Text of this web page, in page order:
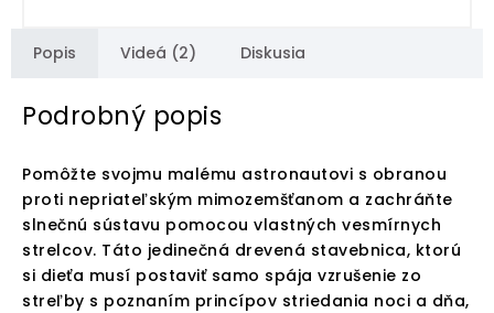
Popis Videá (2) Diskusia
Podrobný popis
Pomôžte svojmu malému astronautovi s obranou
proti nepriateľským mimozemšťanom a zachráňte
slnečnú sústavu pomocou vlastných vesmírnych
strelcov. Táto jedinečná drevená stavebnica, ktorú
si dieťa musí postaviť samo spája vzrušenie zo
streľby s poznaním princípov striedania noci a dňa,